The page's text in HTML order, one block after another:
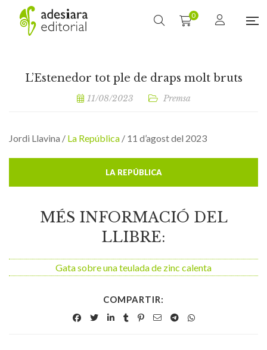
0
L’Estenedor tot ple de draps molt bruts
11/08/2023 Premsa
Jordi Llavina / La República / 11 d’agost del 2023
LA REPÚBLICA
MÉS INFORMACIÓ DEL
LLIBRE:
Gata sobre una teulada de zinc calenta
COMPARTIR: